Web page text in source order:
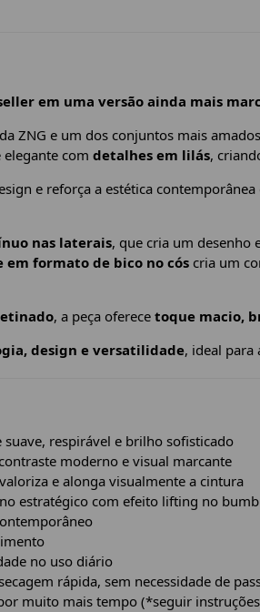
seller em uma versão ainda mais
ZNG e um dos conjuntos mais
com detalhes em lilás,
e reforça a estética
nas laterais, que cria um desenho
em formato de bico no cós cria um
, a peça oferece toque macio,
design e versatilidade, ideal para
respirável e brilho sofisticado
moderno e visual marcante
e alonga visualmente a cintura
estratégico com efeito lifting no
no uso diário
rápida, sem necessidade de
muito mais tempo (*seguir